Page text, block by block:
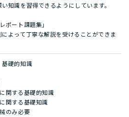
知識を習得できるようにしています。
ポート課題集」
によって丁寧な解説を受けることができま
礎的知識
関する基礎的知識
関する基礎知識
のみ必要